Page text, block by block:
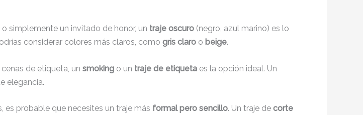
simplemente un invitado de honor, un traje oscuro (negro, azul marino) es lo
considerar colores más claros, como gris claro o beige.
cenas de etiqueta, un smoking o un traje de etiqueta es la opción ideal. Un
elegancia.
es probable que necesites un traje más formal pero sencillo. Un traje de corte